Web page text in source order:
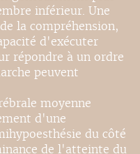
inférieur. Une
la compréhension,
d'exécuter
répondre à un ordre
peuvent
moyenne
d'une
du côté
de l'atteinte du